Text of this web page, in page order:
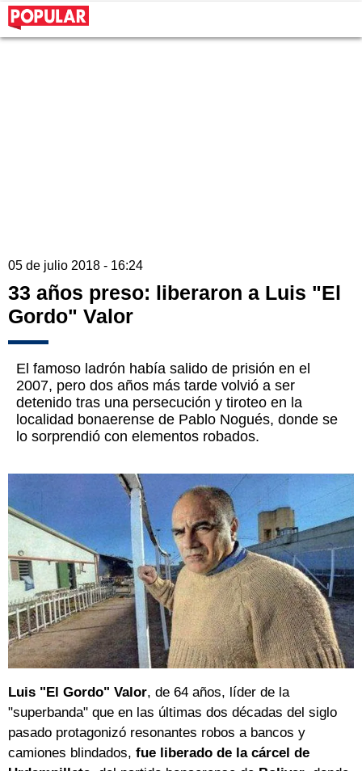
05 de julio 2018 - 16:24
33 años preso: liberaron a Luis "El
Gordo" Valor
El famoso ladrón había salido de prisión en el
2007, pero dos años más tarde volvió a ser
detenido tras una persecución y tiroteo en la
localidad bonaerense de Pablo Nogués, donde se
lo sorprendió con elementos robados.
Luis "El Gordo" Valor, de 64 años, líder de la
"superbanda" que en las últimas dos décadas del siglo
pasado protagonizó resonantes robos a bancos y
camiones blindados, fue liberado de la cárcel de